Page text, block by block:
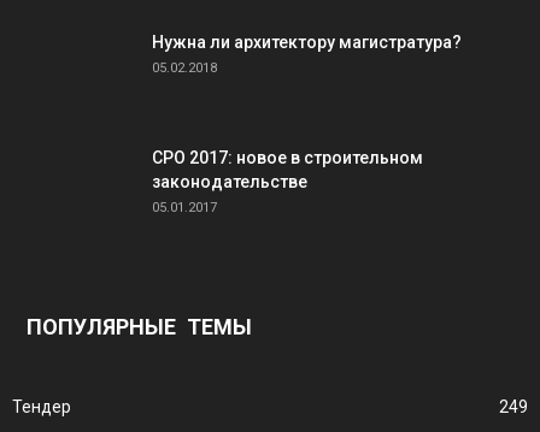
Нужна ли архитектору магистратура?
05.02.2018
СРО 2017: новое в строительном
законодательстве
05.01.2017
ПОПУЛЯРНЫЕ ТЕМЫ
Тендер
249